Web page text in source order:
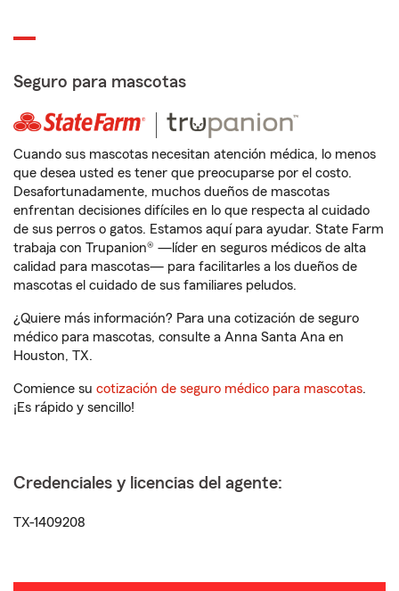
Seguro para mascotas
Cuando sus mascotas necesitan atención médica, lo menos
que desea usted es tener que preocuparse por el costo.
Desafortunadamente, muchos dueños de mascotas
enfrentan decisiones difíciles en lo que respecta al cuidado
de sus perros o gatos. Estamos aquí para ayudar. State Farm
trabaja con Trupanion® —líder en seguros médicos de alta
calidad para mascotas— para facilitarles a los dueños de
mascotas el cuidado de sus familiares peludos.
¿Quiere más información? Para una cotización de seguro
médico para mascotas, consulte a Anna Santa Ana en
Houston, TX.
Comience su cotización de seguro médico para mascotas.
¡Es rápido y sencillo!
Credenciales y licencias del agente:
TX-1409208